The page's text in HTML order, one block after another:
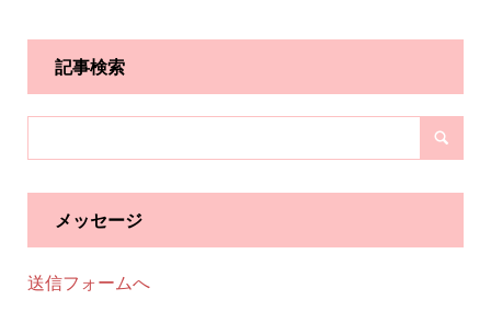
記事検索
メッセージ
送信フォームへ